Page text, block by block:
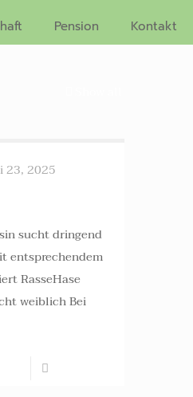
Pension Kontakt
23, 2025
sucht dringend
entsprechendem
RasseHase
weiblich Bei